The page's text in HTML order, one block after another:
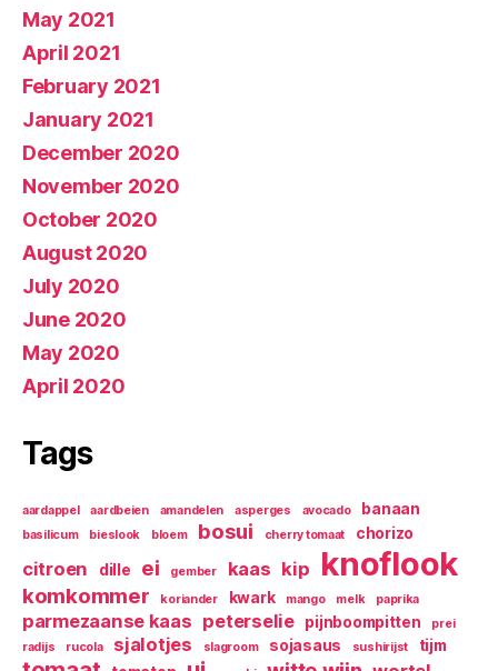
May 2021
April 2021
February 2021
January 2021
December 2020
November 2020
October 2020
August 2020
July 2020
June 2020
May 2020
April 2020
Tags
aardappel aardbeien amandelen asperges avocado banaan
basilicum bieslook bloem bosui cherry tomaat chorizo
citroen dille ei gember kaas kip knoflook
komkommer koriander kwark mango melk paprika
parmezaanse kaas peterselie pijnboompitten
prei
radijs
rucola sjalotjes slagroom sojasaus sushirijst tijm